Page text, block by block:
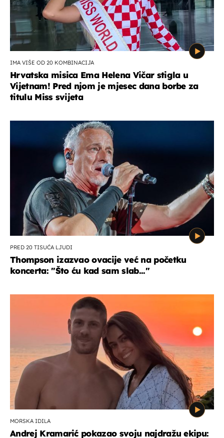
IMA VIŠE OD 20 KOMBINACIJA
Hrvatska misica Ema Helena Vičar stigla u
Vijetnam! Pred njom je mjesec dana borbe za
titulu Miss svijeta
PRED 20 TISUĆA LJUDI
Thompson izazvao ovacije već na početku
koncerta: "Što ću kad sam slab..."
MORSKA IDILA
Andrej Kramarić pokazao svoju najdražu ekipu: